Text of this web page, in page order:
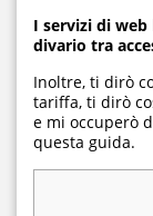
I servizi di
divario tra
Inoltre, ti dirò
tariffa, ti dirò
e mi occuperò
questa guida.